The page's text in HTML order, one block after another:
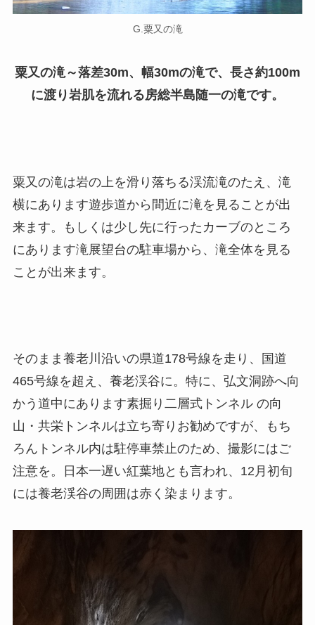
G.粟又の滝
粟又の滝～落差30m、幅30mの滝で、長さ約100m
に渡り岩肌を流れる房総半島随一の滝です。
粟又の滝は岩の上を滑り落ちる渓流滝のたえ、滝
横にあります遊歩道から間近に滝を見ることが出
来ます。もしくは少し先に行ったカーブのところ
にあります滝展望台の駐車場から、滝全体を見る
ことが出来ます。
そのまま養老川沿いの県道178号線を走り、国道
465号線を超え、養老渓谷に。特に、弘文洞跡へ向
かう道中にあります素掘り二層式トンネル の向
山・共栄トンネルは立ち寄りお勧めですが、もち
ろんトンネル内は駐停車禁止のため、撮影にはご
注意を。日本一遅い紅葉地とも言われ、12月初旬
には養老渓谷の周囲は赤く染まります。